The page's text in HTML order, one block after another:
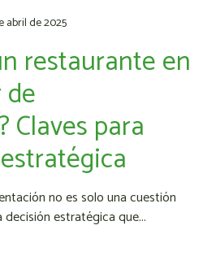
abril de 2025
restaurante en
Claves para
no es solo una cuestión
estratégica que...